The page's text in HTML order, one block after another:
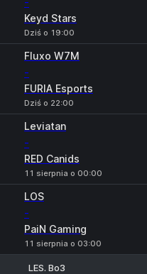
Keyd Stars
Dziś o 19:00
Fluxo W7M
-
FURIA Esports
Dziś o 22:00
Leviatan
-
RED Canids
11 sierpnia o 00:00
LOS
-
PaiN Gaming
11 sierpnia o 03:00
LES. Bo3